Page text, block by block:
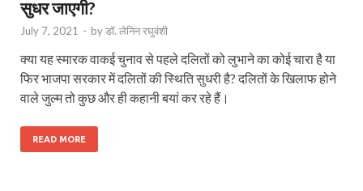
सुधर जाएगी?
July 7, 2021 - byडॉ. लेनिन रघुवंशी
क्या यह स्मारक वाकई चुनाव से पहले दलितों को लुभाने का कोई चारा है या
फिर भाजपा सरकार में दलितों की स्थिति सुधरी है? दलितों के खिलाफ होने
वाले जुल्म तो कुछ और ही कहानी बयां कर रहे हैं।
READ MORE